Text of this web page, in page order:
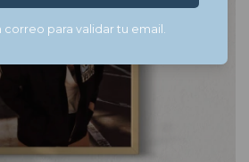
correo para validar tu email.